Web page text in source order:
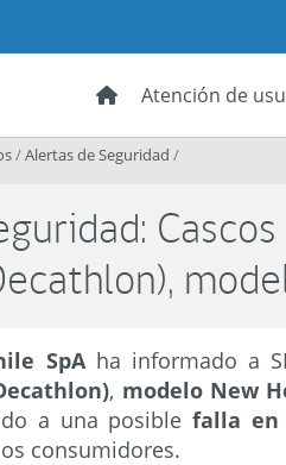
Atención de
/Alertas de Seguridad /
SpA ha informado a
, modelo New
a una posiblefalla en
consumidores.